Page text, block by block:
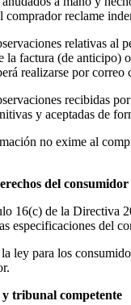
reclame
relativas al
la factura (de
realizarse por
recibidas
y aceptadas de
no exime al
del consumidor
16(c) de la Directiva
especificaciones del
ley para los
tribunal competente